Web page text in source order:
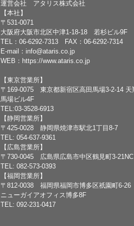
運営会社 アタリス株式会社
【本社】
〒531-0071
大阪府大阪市北区中津1-18-18 若杉ビル9F
TEL： 06-6292-7313 FAX：06-6292-7314
E-mail： info@ataris.co.jp
WEB： https://www.ataris.co.jp
【東京営業所】
〒169-0075 東京都新宿区高田馬場3-2-14 天
馬場ビル4F
TEL:03-3528-6913
【静岡営業所】
〒425-0028 静岡県焼津市駅北1丁目8-7
TEL: 054-637-9361
【広島営業所】
〒730-0045 広島県広島市中区鶴見町3-
TEL: 082-573-0393
【福岡営業所】
〒812-0038 福岡県福岡市博多区祇園町6-26
ニューガイアオフィス博多8F
TEL: 092-231-0417